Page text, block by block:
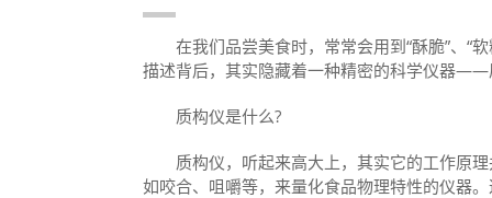
在我们品尝美食时，常常会用到“酥脆”、“软
描述背后，其实隐藏着一种精密的科学仪器——
质构仪是什么?
质构仪，听起来高大上，其实它的工作原理
如咬合、咀嚼等，来量化食品物理特性的仪器